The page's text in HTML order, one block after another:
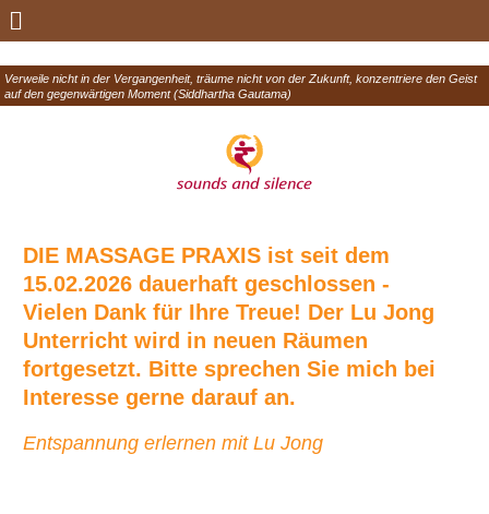
Zum
Inhalt
Menü
Verweile nicht in der Vergangenheit, träume nicht von der Zukunft, konzentriere den Geist
auf den gegenwärtigen Moment (Siddhartha Gautama)
DIE MASSAGE PRAXIS ist seit dem
15.02.2026 dauerhaft geschlossen -
Vielen Dank für Ihre Treue! Der Lu Jong
Unterricht wird in neuen Räumen
fortgesetzt. Bitte sprechen Sie mich bei
Interesse gerne darauf an.
Entspannung erlernen mit Lu Jong